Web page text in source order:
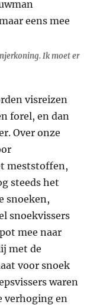
Ik moet er
visreizen
forel, en dan
Over onze
meststoffen,
steeds het
snoeken,
snoekvissers
mee naar
met de
voor snoek
waren
verhoging en